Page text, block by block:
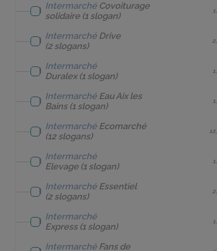
Intermarché Covoiturage
solidaire(1 slogan)
Intermarché Drive
(2 slogans)
Intermarché
Duralex(1 slogan)
Intermarché Eau Aix les
Bains(1 slogan)
Intermarché Ecomarché
(12 slogans)
Intermarché
Elevage(1 slogan)
Intermarché Essentiel
(2 slogans)
Intermarché
Express(1 slogan)
Intermarché Fans de